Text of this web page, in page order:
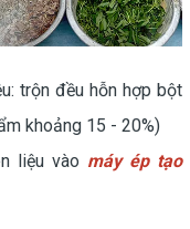
trộn đều hỗn hợp bột
khoảng 15 - 20%)
liệu vào máy ép tạo